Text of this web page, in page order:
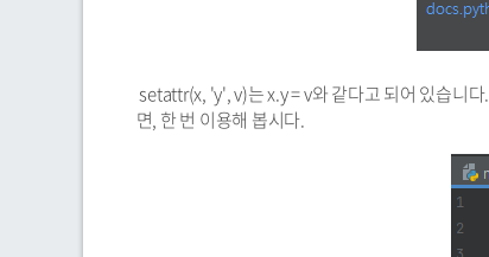
setattr(x, 'y', v)는 x.y = v와 같다고 되어 있습니다.
면, 한 번 이용해 봅시다.